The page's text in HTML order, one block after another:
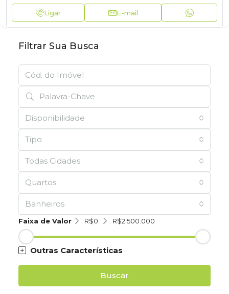
Ligar E-mail
Filtrar Sua Busca
Disponibilidade
Tipo
Todas Cidades
Quartos
Banheiros
Faixa de Valor R$0 R$2.500.000
Outras Características
Buscar